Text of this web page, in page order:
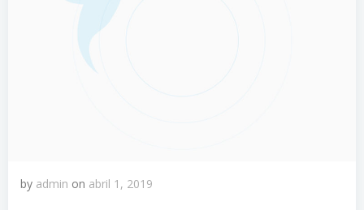
by admin on abril 1, 2019